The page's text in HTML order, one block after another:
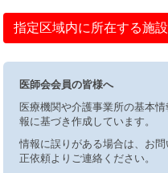
指定区域内に所在する施
医師会会員の皆様へ
医療機関や介護事業所の基本
報に基づき作成しています。
情報に誤りがある場合は、お
正依頼よりご連絡ください。